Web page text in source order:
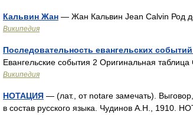
Кальвин Жан — Жан Кальвин Jean Calvin Род
Википедия
Последовательность евангельских
Евангельские события 2 Оригинальная
Википедия
НОТАЦИЯ — (лат., от notare замечать).
в состав русского языка. Чудинов А.Н., 1910.